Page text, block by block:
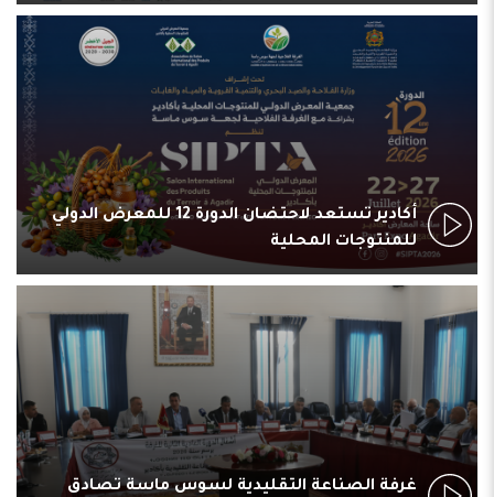
أكادير تستعد لاحتضان الدورة 12 للمعرض الدولي
للمنتوجات المحلية
غرفة الصناعة التقليدية لسوس ماسة تصادق